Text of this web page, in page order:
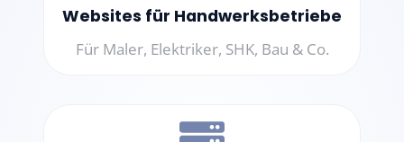
Websites für Handwerksbetriebe
Für Maler, Elektriker, SHK, Bau & Co.